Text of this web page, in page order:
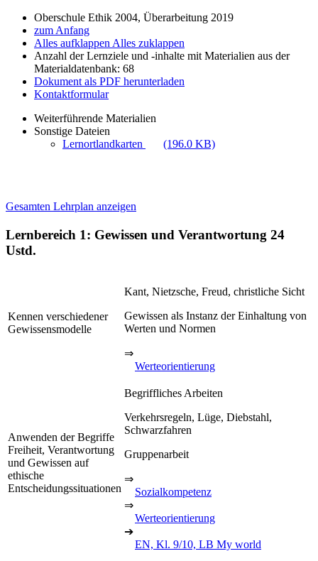
Oberschule Ethik 2004, Überarbeitung 2019
zum Anfang
Alles aufklappen Alles zuklappen
Anzahl der Lernziele und -inhalte mit Materialien aus der
Materialdatenbank: 68
Dokument als PDF herunterladen
Kontaktformular
Weiterführende Materialien
Sonstige Dateien
Lernortlandkarten
(196.0 KB)
Gesamten Lehrplan anzeigen
Lernbereich 1: Gewissen und Verantwortung 24
Ustd.
Kennen verschiedener
Gewissensmodelle
Kant, Nietzsche, Freud, christliche Sicht
Gewissen als Instanz der Einhaltung von
Werten und Normen
⇒
Werteorientierung
Anwenden der Begriffe
Freiheit, Verantwortung
und Gewissen auf
ethische
Entscheidungssituationen
Begriffliches Arbeiten
Verkehrsregeln, Lüge, Diebstahl,
Schwarzfahren
Gruppenarbeit
⇒
Sozialkompetenz
⇒
Werteorientierung
➔
EN, Kl. 9/10, LB My world